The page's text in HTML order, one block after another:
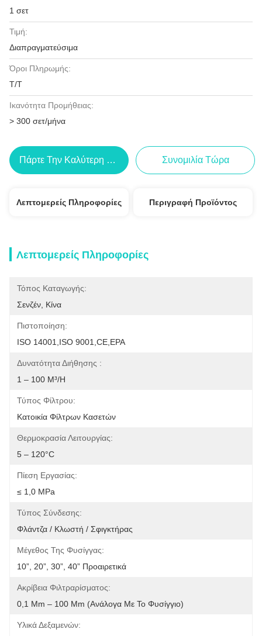
1 σετ
Τιμή:
Διαπραγματεύσιμα
Όροι Πληρωμής:
Τ/Τ
Ικανότητα Προμήθειας:
> 300 σετ/μήνα
Πάρτε Την Καλύτερη Τιμή Συνομιλία Τώρα
Λεπτομερείς Πληροφορίες Περιγραφή Προϊόντος
Λεπτομερείς Πληροφορίες
Τόπος Καταγωγής:
Σενζέν, Κίνα
Πιστοποίηση:
ISO 14001,ISO 9001,CE,EPA
Δυνατότητα Διήθησης :
1 – 100 M³/h
Τύπος Φίλτρου:
Κατοικία Φίλτρων Κασετών
Θερμοκρασία Λειτουργίας:
5 – 120°C
Πίεση Εργασίας:
≤ 1,0 MPa
Τύπος Σύνδεσης:
Φλάντζα / Κλωστή / Σφιγκτήρας
Μέγεθος Της Φυσίγγας:
10”, 20”, 30”, 40” Προαιρετικά
Ακρίβεια Φιλτραρίσματος:
0,1 Μm – 100 Μm (ανάλογα Με Το Φυσίγγιο)
Υλικά Δεξαμενών: